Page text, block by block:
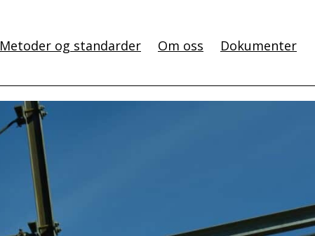
Metoder og standarder Om oss Dokumenter